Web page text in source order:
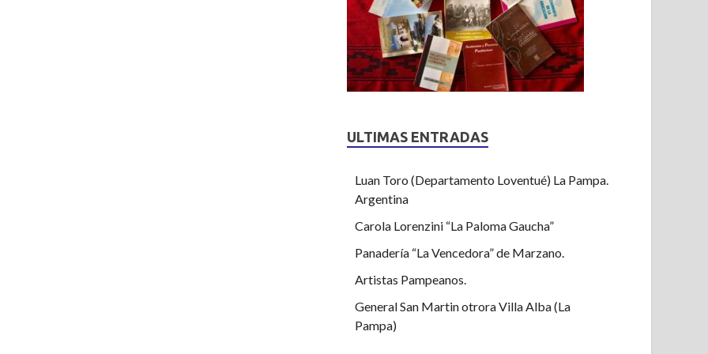
ULTIMAS ENTRADAS
Luan Toro (Departamento Loventué) La Pampa.
Argentina
Carola Lorenzini “La Paloma Gaucha”
Panadería “La Vencedora” de Marzano.
Artistas Pampeanos.
General San Martin otrora Villa Alba (La
Pampa)